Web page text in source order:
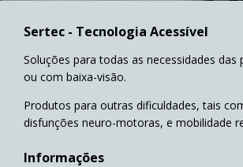
Sertec - Tecnologia Acessível
Soluções para todas as necessidades das
ou com baixa-visão.
Produtos para outras dificuldades, tais
disfunções neuro-motoras, e mobilidade
Informações